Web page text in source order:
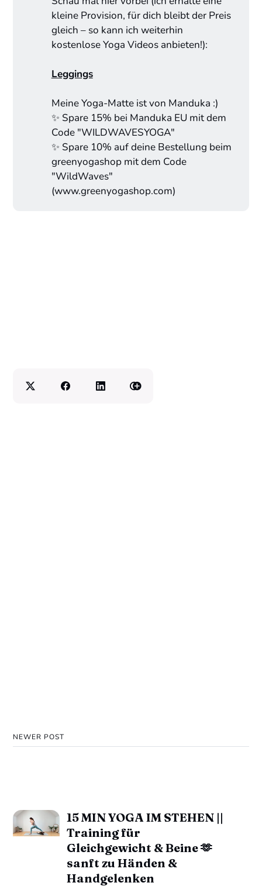
kleine Provision, für dich bleibt der Preis
gleich – so kann ich weiterhin
kostenlose Yoga Videos anbieten!):
Leggings
Meine Yoga-Matte ist von Manduka :)
✨ Spare 15% bei Manduka EU mit dem
Code "WILDWAVESYOGA"
✨ Spare 10% auf deine Bestellung beim
greenyogashop mit dem Code
"WildWaves"
(www.greenyogashop.com)
NEWER POST
15 MIN YOGA IM STEHEN ||
Training für
Gleichgewicht & Beine 🫶
sanft zu Händen &
Handgelenken